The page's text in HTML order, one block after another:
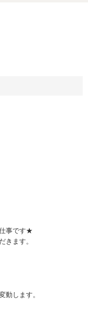
事です★
きます。
動します。